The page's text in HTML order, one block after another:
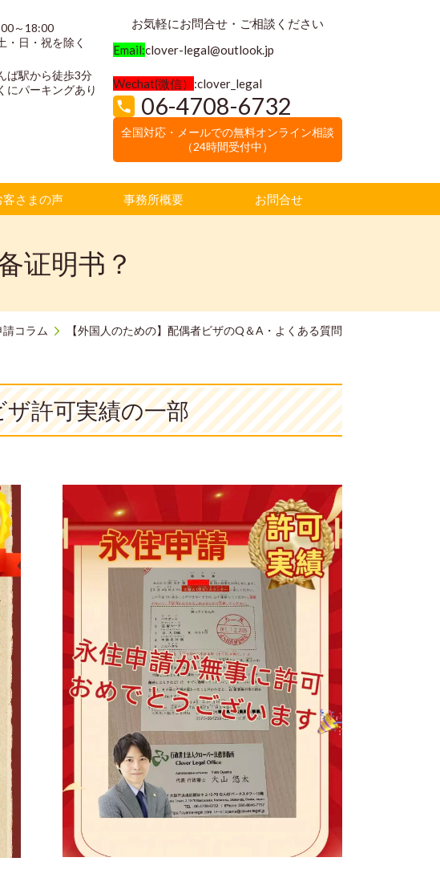
～18:00
・日・祝を除く
ば駅から徒歩3分
にパーキングあり
お気軽にお問合せ・ご相談ください
Email:clover-legal@outlook.jp
Wechat(微信） :clover_legal
06-4708-6732
全国対応・メールでの無料オンライン相談
（24時間受付中）
客さまの声 事務所概要 お問合せ
证明书？
コラム 【外国人のための】配偶者ビザのQ＆A・よくある質問
ザ許可実績の一部